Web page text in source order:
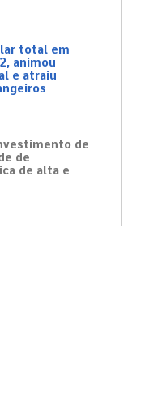
total em
animou
e atraiu
de
de
de alta e